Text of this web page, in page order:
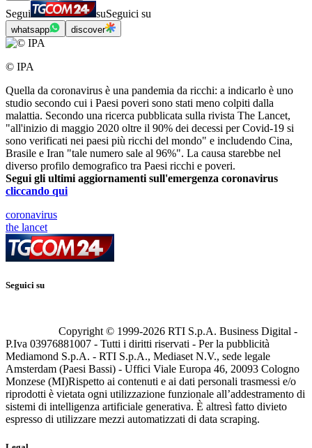
Segui suSeguici su
whatsapp discover
© IPA
Quella da coronavirus è una pandemia da ricchi: a indicarlo è uno
studio secondo cui i Paesi poveri sono stati meno colpiti dalla
malattia. Secondo una ricerca pubblicata sulla rivista The Lancet,
"all'inizio di maggio 2020 oltre il 90% dei decessi per Covid-19 si
sono verificati nei paesi più ricchi del mondo" e includendo Cina,
Brasile e Iran "tale numero sale al 96%". La causa starebbe nel
diverso profilo demografico tra Paesi ricchi e poveri.
Segui gli ultimi aggiornamenti sull'emergenza coronavirus
cliccando qui
coronavirus
the lancet
Seguici su
Copyright © 1999-2026 RTI S.p.A. Business Digital -
P.Iva 03976881007 - Tutti i diritti riservati - Per la pubblicità
Mediamond S.p.A. - RTI S.p.A., Mediaset N.V., sede legale
Amsterdam (Paesi Bassi) - Uffici Viale Europa 46, 20093 Cologno
Monzese (MI)Rispetto ai contenuti e ai dati personali trasmessi e/o
riprodotti è vietata ogni utilizzazione funzionale all’addestramento di
sistemi di intelligenza artificiale generativa. È altresì fatto divieto
espresso di utilizzare mezzi automatizzati di data scraping.